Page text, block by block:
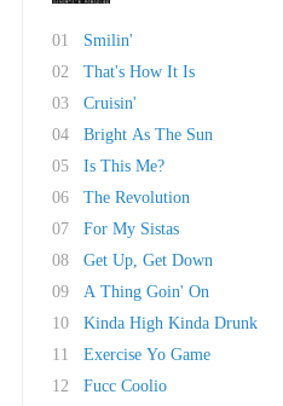
01
Smilin'
02
That's How It Is
03
Cruisin'
04
Bright As The Sun
05
Is This Me?
06
The Revolution
07
For My Sistas
08
Get Up, Get Down
09
A Thing Goin' On
10
Kinda High Kinda Drunk
11
Exercise Yo Game
12
Fucc Coolio